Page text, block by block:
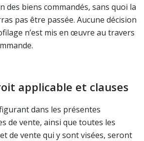
des biens commandés, sans quoi la
pas être passée. Aucune décision
n’est mis en œuvre au travers
applicable et clauses
dans les présentes
de vente, ainsi que toutes les
de vente qui y sont visées, seront